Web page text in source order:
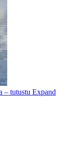
– tutustu Expand